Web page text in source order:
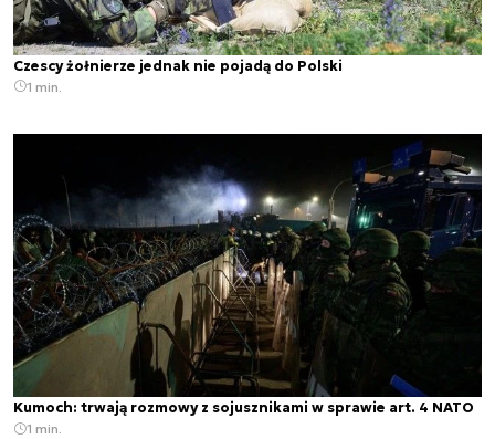
Czescy żołnierze jednak nie pojadą do Polski
1 min.
Kumoch: trwają rozmowy z sojusznikami w sprawie art. 4 NATO
1 min.